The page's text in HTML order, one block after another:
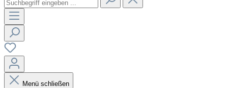
Menü schließen